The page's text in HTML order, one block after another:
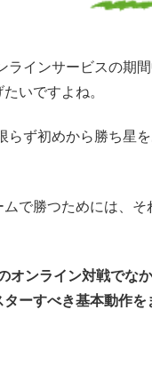
ラインサービスの期
いですよね。
らず初めから勝ち星
ムで勝つためには、そ
オンライン対戦でな
ーすべき基本動作を